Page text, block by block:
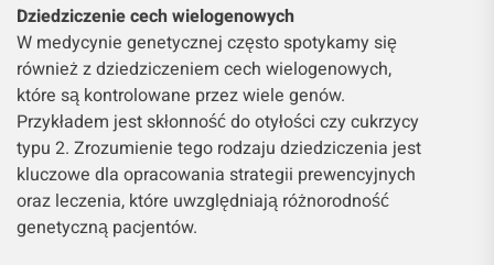
Dziedziczenie cech wielogenowych
W medycynie genetycznej często spotykamy się
również z dziedziczeniem cech wielogenowych,
które są kontrolowane przez wiele genów.
Przykładem jest skłonność do otyłości czy cukrzycy
typu 2. Zrozumienie tego rodzaju dziedziczenia jest
kluczowe dla opracowania strategii prewencyjnych
oraz leczenia, które uwzględniają różnorodność
genetyczną pacjentów.